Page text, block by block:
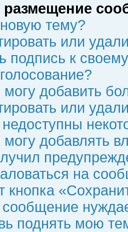
размещение
тему?
или
подпись к
добавить
или
добавлять
на
кнопка
поднять мою